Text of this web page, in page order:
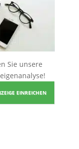
Sie unsere
EINREICHEN